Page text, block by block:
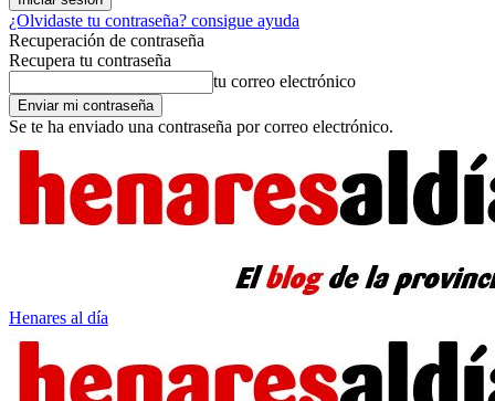
¿Olvidaste tu contraseña? consigue ayuda
Recuperación de contraseña
Recupera tu contraseña
tu correo electrónico
Se te ha enviado una contraseña por correo electrónico.
Henares al día